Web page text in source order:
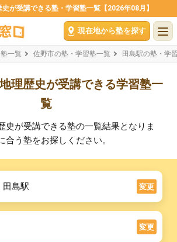
が受講できる塾・学習塾一覧【2026年08月】
現在地から塾を探す
一覧 佐野市の塾・学習塾一覧 田島駅の塾・学
理歴史が受講できる学習塾一
覧
史が受講できる塾の一覧結果となりま
合う塾をお探しください。
田島駅 変更
変更